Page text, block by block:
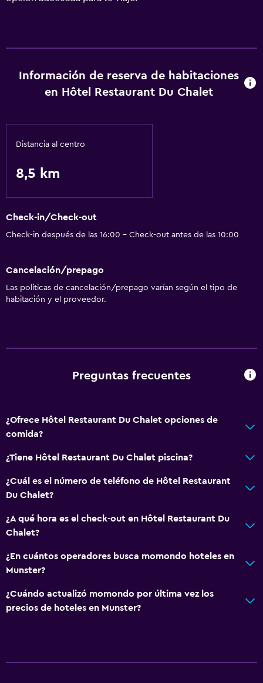
Información de reserva de habitaciones
en Hôtel Restaurant Du Chalet
Distancia al centro
8,5 km
Check-in/Check-out
Check-in después de las 16:00 - Check-out antes de las 10:00
Cancelación/prepago
Las políticas de cancelación/prepago varían según el tipo de
habitación y el proveedor.
Preguntas frecuentes
¿Ofrece Hôtel Restaurant Du Chalet opciones de
comida?
¿Tiene Hôtel Restaurant Du Chalet piscina?
¿Cuál es el número de teléfono de Hôtel Restaurant
Du Chalet?
¿A qué hora es el check-out en Hôtel Restaurant Du
Chalet?
¿En cuántos operadores busca momondo hoteles en
Munster?
¿Cuándo actualizó momondo por última vez los
precios de hoteles en Munster?